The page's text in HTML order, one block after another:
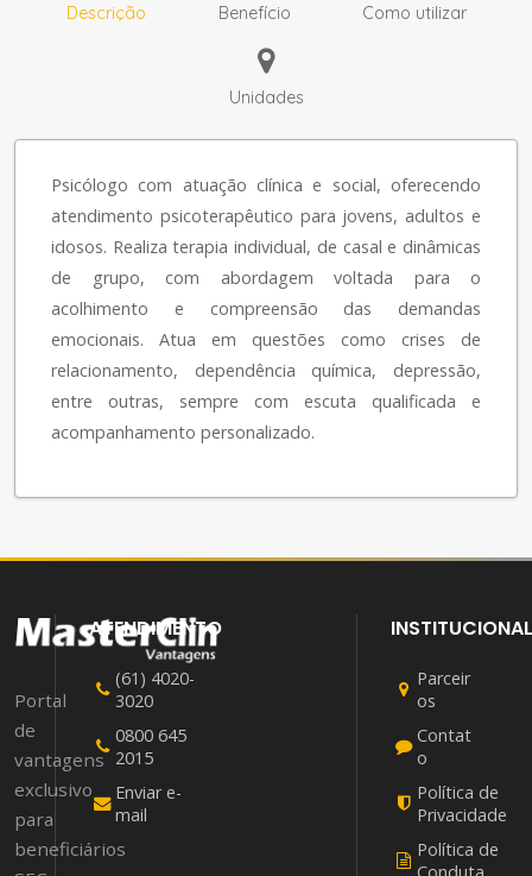
Descrição Benefício Como utilizar
Unidades
Psicólogo com atuação clínica e social, oferecendo
atendimento psicoterapêutico para jovens, adultos e
idosos. Realiza terapia individual, de casal e dinâmicas
de grupo, com abordagem voltada para o
acolhimento e compreensão das demandas
emocionais. Atua em questões como crises de
relacionamento, dependência química, depressão,
entre outras, sempre com escuta qualificada e
acompanhamento personalizado.
Portal
de
vantagens
exclusivo
para
beneficiários
ATENDIMENTO
(61) 4020-
3020
0800 645
2015
Enviar e-
mail
INSTITUCIONAL
Parceir
os
Contat
o
Política de
Privacidade
Política de
Conduta